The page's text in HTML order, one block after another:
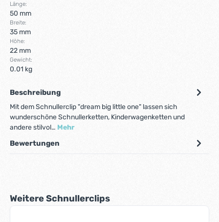
Länge:
50 mm
Breite:
35 mm
Höhe:
22 mm
Gewicht:
0.01 kg
Beschreibung
Mit dem Schnullerclip "dream big little one" lassen sich
wunderschöne Schnullerketten, Kinderwagenketten und
andere stilvol… Mehr
Bewertungen
Produktgalerie überspringen
Weitere Schnullerclips